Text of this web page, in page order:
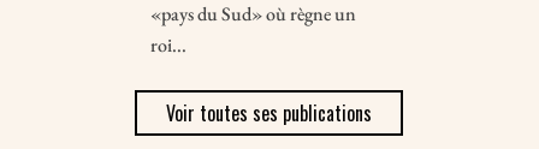
«pays du Sud» où règne un
roi...
Voir toutes ses publications